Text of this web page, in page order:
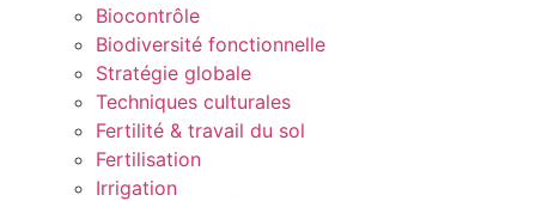
Biocontrôle
Biodiversité fonctionnelle
Stratégie globale
Techniques culturales
Fertilité & travail du sol
Fertilisation
Irrigation